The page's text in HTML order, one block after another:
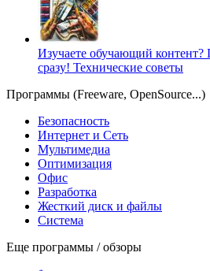
Изучаете обучающий контент?
сразу! Технические советы
Программы (Freeware, OpenSource...)
Безопасность
Интернет и Сеть
Мультимедиа
Оптимизация
Офис
Разработка
Жесткий диск и файлы
Система
Еще программы / обзоры